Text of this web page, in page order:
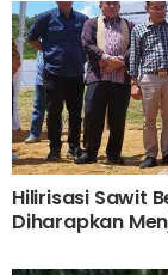
Hilirisasi Sawit
Diharapkan